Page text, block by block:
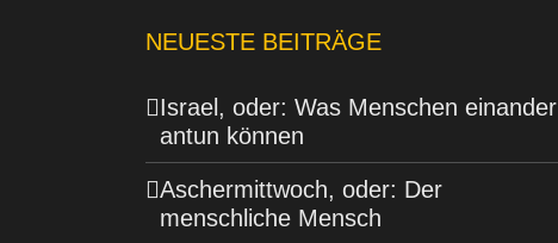
NEUESTE BEITRÄGE
Israel, oder: Was Menschen einander
antun können
Aschermittwoch, oder: Der
menschliche Mensch